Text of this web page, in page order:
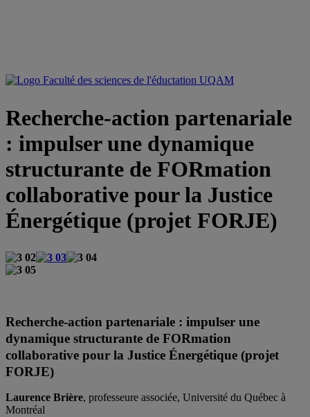
Recherche-action partenariale
: impulser une dynamique
structurante de FORmation
collaborative pour la Justice
Énergétique (projet FORJE)
Recherche-action partenariale : impulser une
dynamique structurante de FORmation
collaborative pour la Justice Énergétique (projet
FORJE)
Laurence Brière, professeure associée, Université du Québec à
Montréal